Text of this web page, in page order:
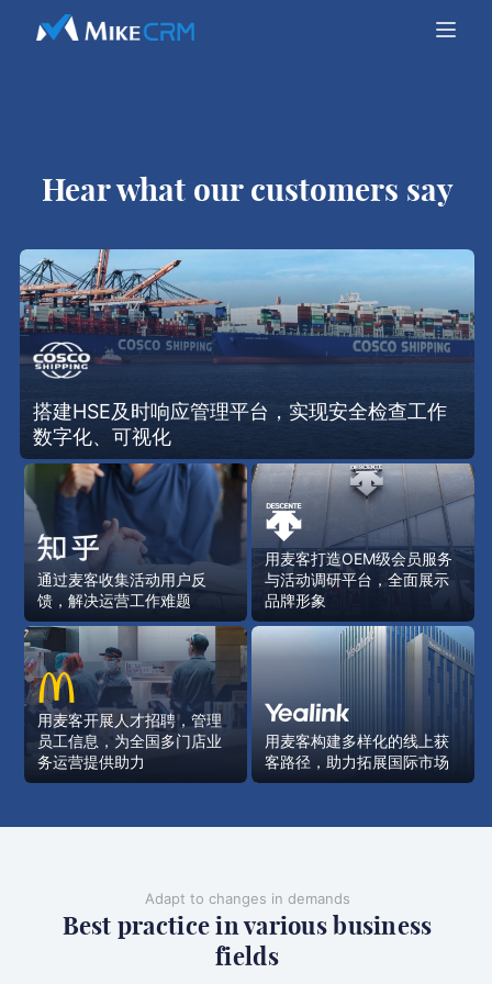
Hear what our customers say
搭建HSE及时响应管理平台，实现安全检查工作
数字化、可视化
通过麦客收集活动用户反
馈，解决运营工作难题
用麦客打造OEM级会员服务
与活动调研平台，全面展示
品牌形象
用麦客开展人才招聘，管理
员工信息，为全国多门店业
务运营提供助力
用麦客构建多样化的线上获
客路径，助力拓展国际市场
Adapt to changes in demands
Best practice in various business
fields